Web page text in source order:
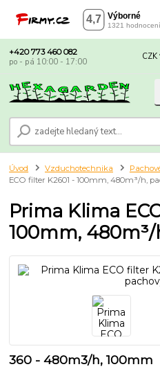
CZK
+420 773 460 082
po - pá 10:00 - 17:00
Úvod Vzduchotechnika
ECO filter K2601 - 100mm, 480m³/h,
Prima Klima
100mm,
360 - 480m3/h, 100mm